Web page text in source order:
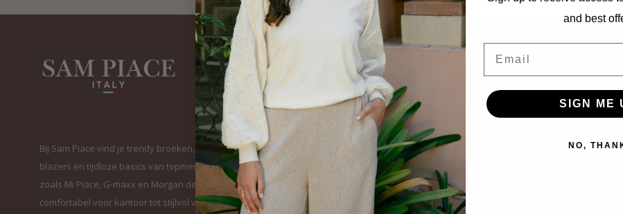
Bij Sam Piace vind je trendy broeken, elegante
blazers en tijdloze basics van topmerken
zoals Mi Piace, G-maxx en Morgan de Toi. Van
comfortabel voor kantoor tot stijlvol voor elke
Informatie
Klantenservice
Verzenden & Retourneren
Betaalmethoden
and best
SIGN ME
NO,